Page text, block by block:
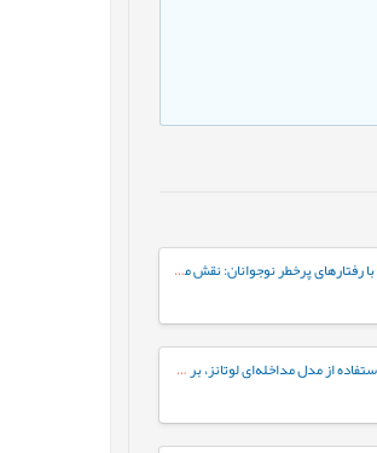
رابطه بین سبک‌های دلبستگی با رفتارهای پرخطر نوجوانان: نقش میانجی تنظیم شناختی هیجان در نوجوانان
تأثیر آموزش سرمایة روانی با استفاده از مدل مداخله‌ای لوتانز، بر سرمایة روانی کارشناسان شاغل در یک شرکت صنعتی